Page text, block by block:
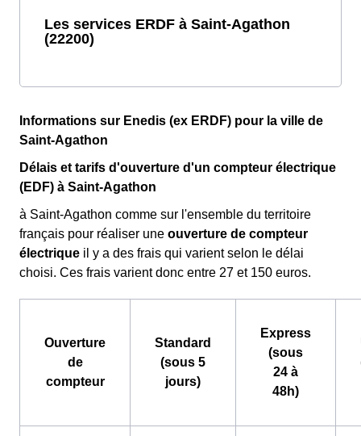
Les services ERDF à Saint-Agathon
(22200)
Informations sur Enedis (ex ERDF) pour la ville de
Saint-Agathon
Délais et tarifs d'ouverture d'un compteur électrique
(EDF) à Saint-Agathon
à Saint-Agathon comme sur l'ensemble du territoire
français pour réaliser une ouverture de compteur
électrique il y a des frais qui varient selon le délai
choisi. Ces frais varient donc entre 27 et 150 euros.
Ouverture
de
compteur
Standard
(sous 5
jours)
Express
(sous
24 à
48h)